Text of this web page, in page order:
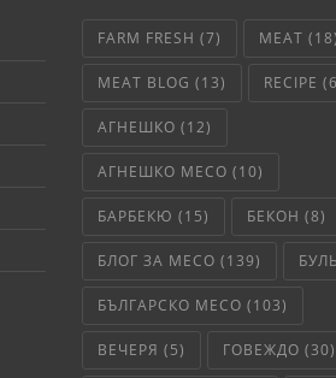
FARM FRESH (7) MEAT (18)
MEAT BLOG (13) RECIPE
АГНЕШКО (12)
АГНЕШКО МЕСО (10)
БАРБЕКЮ (15) БЕКОН (8)
БЛОГ ЗА МЕСО (139)
БЪЛГАРСКО МЕСО (103)
ВЕЧЕРЯ (5) ГОВЕЖДО (30)